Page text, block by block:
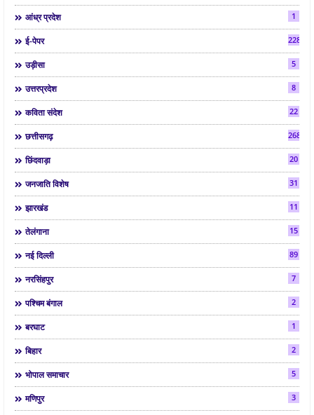
आंध्र प्रदेश 1
ई-पेपर 2286
उड़ीसा 5
उत्तरप्रदेश 8
कविता संदेश 22
छत्तीसगढ़ 268
छिंदवाड़ा 20
जनजाति विशेष 31
झारखंड 11
तेलंगाना 15
नई दिल्ली 89
नरसिंहपुर 7
पश्चिम बंगाल 2
बरघाट 1
बिहार 2
भोपाल समाचार 5
मणिपुर 3